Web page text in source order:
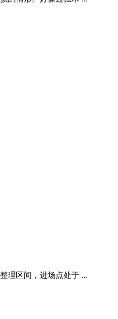
理区间，进场点处于 ...